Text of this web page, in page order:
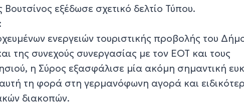
εξέδωσε σχετικό δελτίο Τύπου.
ενεργειών τουριστικής προβολής του
της συνεχούς συνεργασίας με τον ΕΟΤ και τους
η Σύρος εξασφάλισε μία ακόμη σημαντική
τη φορά στη γερμανόφωνη αγορά και
διακοπών.